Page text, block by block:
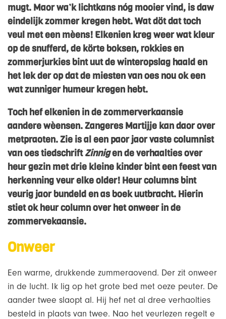
mugt. Maor wa’k lichtkans nóg mooier vind, is daw
eindelijk zommer kregen hebt. Wat döt dat toch
veul met een mèens! Elkenien kreg weer wat kleur
op de snufferd, de körte boksen, rokkies en
zommerjurkies bint uut de winteropslag haald en
het lek der op dat de miesten van oes nou ok een
wat zunniger humeur kregen hebt.
Toch hef elkenien in de zommerverkaansie
aandere wèensen. Zangeres Martijje kan daor over
metpraoten. Zie is al een paor jaor vaste columnist
van oes tiedschriftZinnigen de verhaalties over
heur gezin met drie kleine kinder bint een feest van
herkenning veur elke older! Heur columns bint
veurig jaor bundeld en as boek uutbracht. Hierin
stiet ok heur column over het onweer in de
zommervekaansie.
Onweer
Een warme, drukkende zummeraovend. Der zit onweer
in de lucht. Ik lig op het grote bed met oeze peuter. De
aander twee slaopt al. Hij hef net al dree verhaolties
besteld in plaots van twee. Nao het veurlezen regelt e